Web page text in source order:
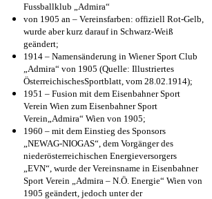
Fussballklub „Admira“
von 1905 an – Vereinsfarben: offiziell Rot-Gelb,
wurde aber kurz darauf in Schwarz-Weiß
geändert;
1914 – Namensänderung in Wiener Sport Club
„Admira“ von 1905 (Quelle: Illustriertes
ÖsterreichischesSportblatt, vom 28.02.1914);
1951 – Fusion mit dem Eisenbahner Sport
Verein Wien zum Eisenbahner Sport
Verein„Admira“ Wien von 1905;
1960 – mit dem Einstieg des Sponsors
„NEWAG-NIOGAS“, dem Vorgänger des
niederösterreichischen Energieversorgers
„EVN“, wurde der Vereinsname in Eisenbahner
Sport Verein „Admira – N.Ö. Energie“ Wien von
1905 geändert, jedoch unter der